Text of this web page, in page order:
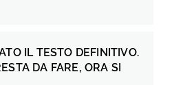
IL TESTO DEFINITIVO.
DA FARE, ORA SI